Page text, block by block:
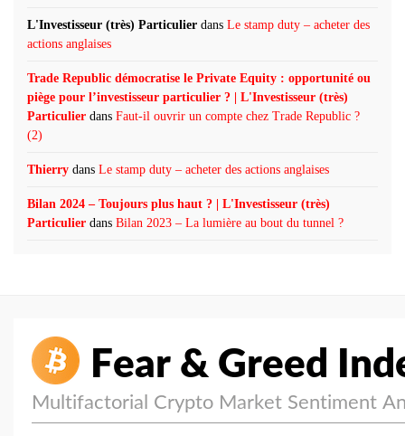
L'Investisseur (très) Particulier dans Le stamp duty – acheter des
actions anglaises
Trade Republic démocratise le Private Equity : opportunité ou
piège pour l’investisseur particulier ? | L'Investisseur (très)
Particulier dans Faut-il ouvrir un compte chez Trade Republic ?
(2)
Thierry dans Le stamp duty – acheter des actions anglaises
Bilan 2024 – Toujours plus haut ? | L'Investisseur (très)
Particulier dans Bilan 2023 – La lumière au bout du tunnel ?